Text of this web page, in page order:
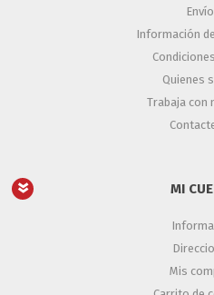
Información
Quienes
Trabaja con
MI
Mis